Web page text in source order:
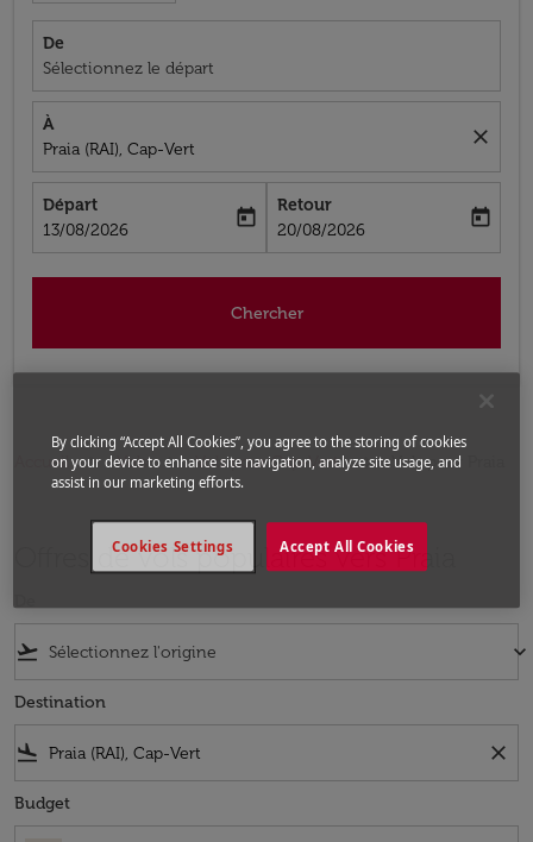
De
Sélectionnez le départ
À
Praia (RAI), Cap-Vert
close
Départ
fc-booking-departure-date-aria-label
13/08/2026
today
Retour
fc-booking-return-date-aria-label
20/08/2026
today
Chercher
Accueil Vols Vols pour Cap-Vert Vols pour Praia
Offres de vols populaires vers Praia
flight_takeoff keyboard_arrow_down
Destination
flight_land close
Budget
By clicking “Accept All Cookies”, you agree to the storing of cookies
on your device to enhance site navigation, analyze site usage, and
assist in our marketing efforts.
Accept All Cookies
Cookies Settings